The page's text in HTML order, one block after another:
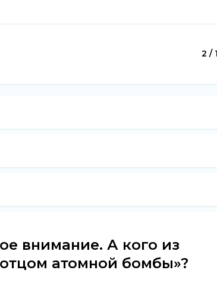
2 /
внимание. А кого из
атомной бомбы»?